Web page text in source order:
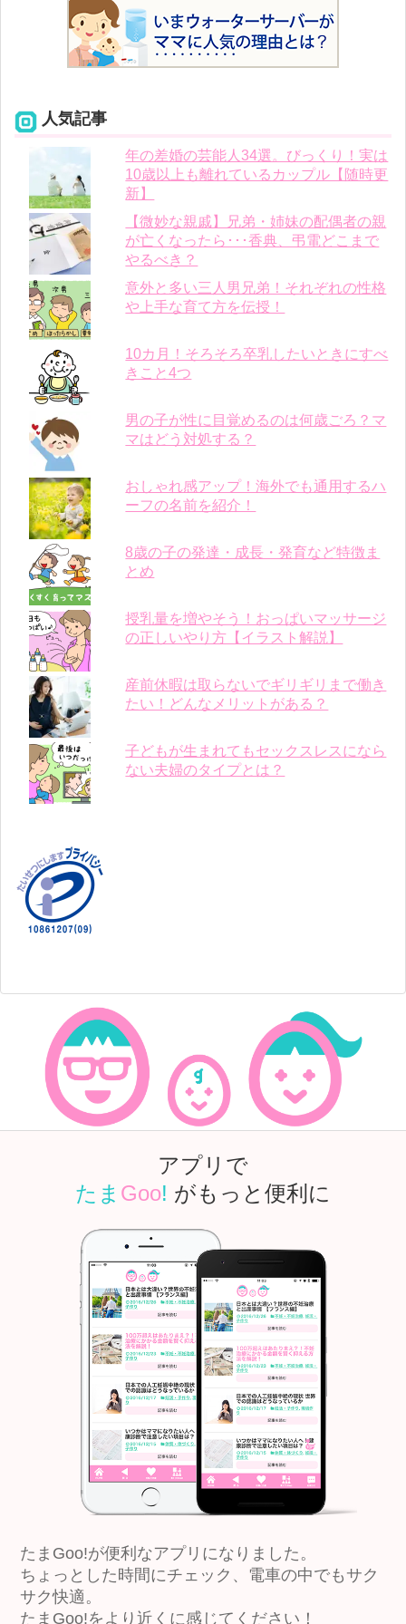
人気記事
年の差婚の芸能人34選。びっくり！実は
10歳以上も離れているカップル【随時更
新】
【微妙な親戚】兄弟・姉妹の配偶者の親
が亡くなったら･･･香典、弔電どこまで
やるべき？
意外と多い三人男兄弟！それぞれの性格
や上手な育て方を伝授！
10カ月！そろそろ卒乳したいときにすべ
きこと4つ
男の子が性に目覚めるのは何歳ごろ？マ
マはどう対処する？
おしゃれ感アップ！海外でも通用するハ
ーフの名前を紹介！
8歳の子の発達・成長・発育など特徴ま
とめ
授乳量を増やそう！おっぱいマッサージ
の正しいやり方【イラスト解説】
産前休暇は取らないでギリギリまで働き
たい！どんなメリットがある？
子どもが生まれてもセックスレスになら
ない夫婦のタイプとは？
アプリで
たま Goo! がもっと便利に
たまGoo!が便利なアプリになりました。
ちょっとした時間にチェック、電車の中でもサク
サク快適。
たまGoo!をより近くに感じてください！